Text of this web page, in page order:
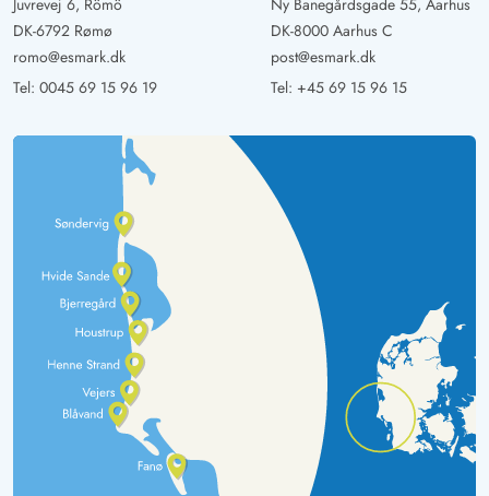
Juvrevej 6, Römö
DK-6792 Rømø
romo@esmark.dk
Tel: 0045 69 15 96 19
Ny Banegårdsgade 55, Aarhus
DK-8000 Aarhus C
post@esmark.dk
Tel: +45 69 15 96 15